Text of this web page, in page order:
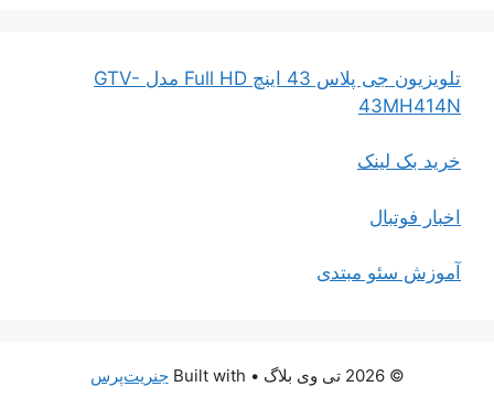
تلویزیون جی پلاس 43 اینچ Full HD مدل GTV-
43MH414N
خرید بک لینک
اخبار فوتبال
آموزش سئو مبتدی
© 2026 تی وی بلاگ • Built with جنریت‌پرس